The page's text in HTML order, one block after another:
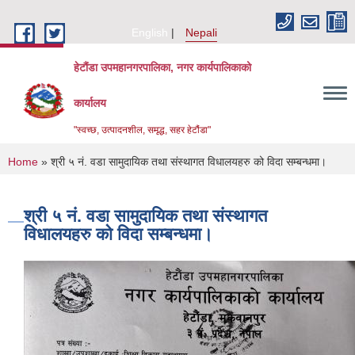
English
Nepali
हेटौंडा उपमहानगरपालिका, नगर कार्यपालिकाको
कार्यालय
"स्वच्छ, उत्पादनशील, समृद्ध, सहर हेटौंडा"
You are here
Home » श्री ५ नं. वडा सामुदायिक तथा संस्थागत विधालयहरु को विदा सम्बन्धमा।
श्री ५ नं. वडा सामुदायिक तथा संस्थागत
विधालयहरु को विदा सम्बन्धमा।